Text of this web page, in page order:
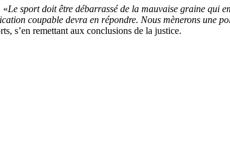
«Le sport doit être débarrassé de la mauvaise graine qui
coupable devra en répondre. Nous mènerons une
s’en remettant aux conclusions de la justice.